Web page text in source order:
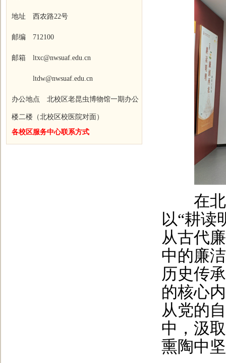
地址 西农路22号
邮编 712100
邮箱 ltxc@nwsuaf.edu.cn
ltdw@nwsuaf.edu.cn
办公地点 北校区老昆虫博物馆一期办公
楼二楼（北校区校医院对面）
各校区服务中心联系方式
在北
以“耕读
从古代
中的廉
历史传
的核心
从党的
中，汲
熏陶中